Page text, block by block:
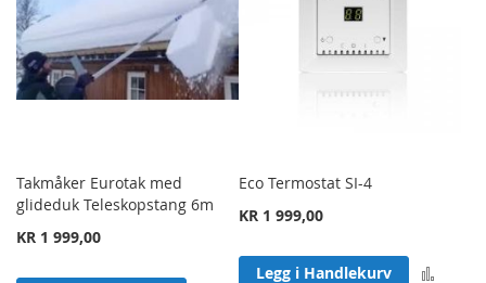
Takmåker Eurotak med
glideduk Teleskopstang 6m
KR 1 999,00
Eco Termostat SI-4
KR 1 999,00
Legg i Handlekurv